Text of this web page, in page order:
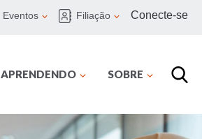
Eventos Filiação Conecte-se
APRENDENDO SOBRE